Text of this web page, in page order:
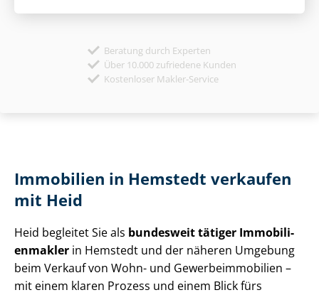
Beratung durch Experten
Über 10.000 zufriedene Kunden
Kostenloser Makler-Service
Immobilien in Hemstedt verkaufen
mit Heid
Heid begleitet Sie als bundesweit tätiger Im­mo­bi­li­
en­mak­ler in Hemstedt und der näheren Umgebung
beim Verkauf von Wohn- und Ge­wer­be­im­mo­bi­li­en –
mit einem klaren Prozess und einem Blick fürs